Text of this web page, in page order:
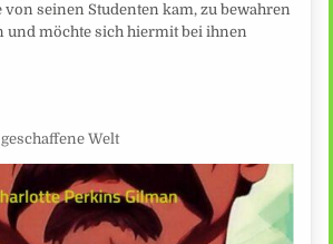
von seinen Studenten kam, zu bewahren
und möchte sich hiermit bei ihnen
Welt